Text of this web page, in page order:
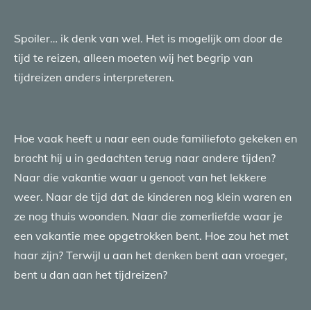
Spoiler… ik denk van wel. Het is mogelijk om door de
tijd te reizen, alleen moeten wij het begrip van
tijdreizen anders interpreteren.
Hoe vaak heeft u naar een oude familiefoto gekeken en
bracht hij u in gedachten terug naar andere tijden?
Naar die vakantie waar u genoot van het lekkere
weer. Naar de tijd dat de kinderen nog klein waren en
ze nog thuis woonden. Naar die zomerliefde waar je
een vakantie mee opgetrokken bent. Hoe zou het met
haar zijn? Terwijl u aan het denken bent aan vroeger,
bent u dan aan het tijdreizen?